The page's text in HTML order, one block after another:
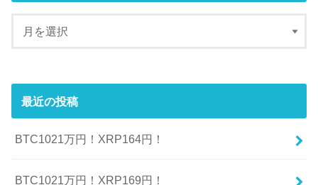
最近の投稿
BTC1021万円！XRP164円！
BTC1021万円！XRP169円！